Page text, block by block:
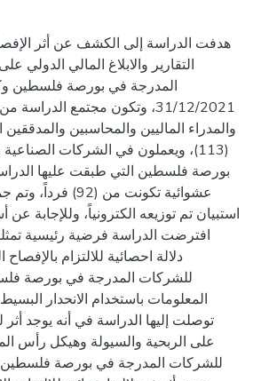
هدفت الدراسة إلى الكشف عن أثر
التقارير والابلاغ المالي الدولي
31/12/2021، وتكون مجتمع
والمدراء الماليين والمحاسبين والمدققين
(113)، ويعملون في الشركات
بورصة فلسطين التي طبقت عليها
عشوائية تكونت من
استبيان تم توزيعه الكترونياً، وللإجابة
افترضت الدراسة فرضية رئيسية
دلالة احصائية للالتزام بالإفصاح
للشركات المدرجة في بورصة
المعلومات باستخدام الانحدار
توصلت إليها الدراسة في أنه يوجد أثر
على الربحية والسيولة وهيكل رأس
للشركات المدرجة في بورصة فلسطين،